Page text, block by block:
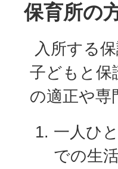
保育所の
入所する
子どもと保
の適正や専
一人ひ
での生